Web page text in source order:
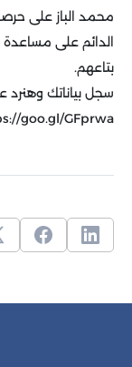
محمد الباز على
الدائم على
بتاعهم.
سجل بياناتك
goo.gl/GFprwa